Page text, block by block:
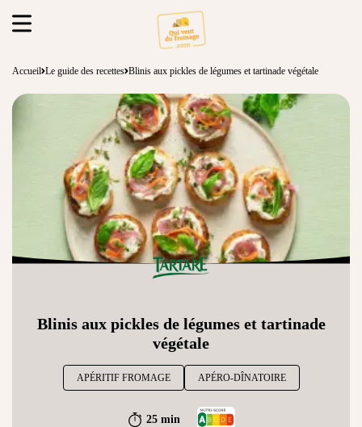
Accueil Le guide des recettes Blinis aux pickles de légumes et tartinade végétale
Blinis aux pickles de légumes et tartinade
végétale
APÉRITIF FROMAGE APÉRO-DÎNATOIRE
25 min